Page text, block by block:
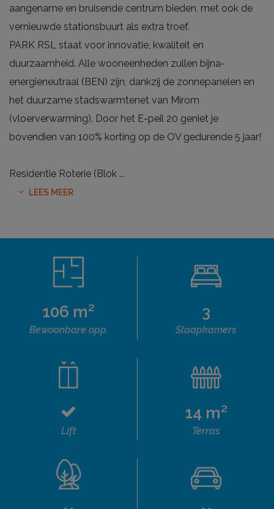
aangename en bruisende centrum bieden, met ook de
vernieuwde stationsbuurt als extra troef.
PARK RSL staat voor innovatie, kwaliteit en
duurzaamheid. Alle wooneenheden zullen bijna-
energieneutraal (BEN) zijn, dankzij de zonnepanelen en
het duurzame stadswarmtenet van Mirom
(vloerverwarming). Door het E-peil 20 geniet je
bovendien van 100% korting op de OV gedurende 5 jaar!
Residentie Roterie (Blok ...
LEES MEER
106 m²
Bewoonbare opp.
3
Slaapkamers
Lift
14 m²
Terras